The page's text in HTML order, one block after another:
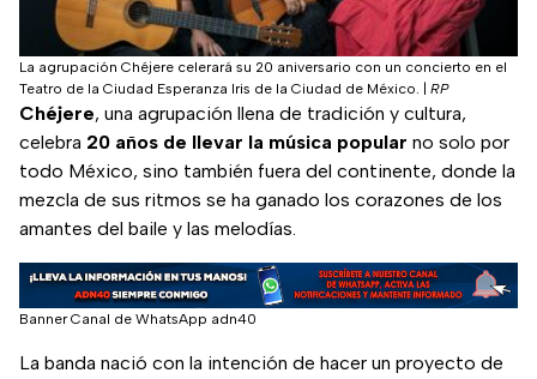
La agrupación Chéjere celerará su 20 aniversario con un concierto en el
Teatro de la Ciudad Esperanza Iris de la Ciudad de México.
RP
Chéjere, una agrupación llena de tradición y cultura,
celebra 20 años de llevar la música popular no solo por
todo México, sino también fuera del continente, donde la
mezcla de sus ritmos se ha ganado los corazones de los
amantes del baile y las melodías.
Banner Canal de WhatsApp adn40
La banda nació con la intención de hacer un proyecto de